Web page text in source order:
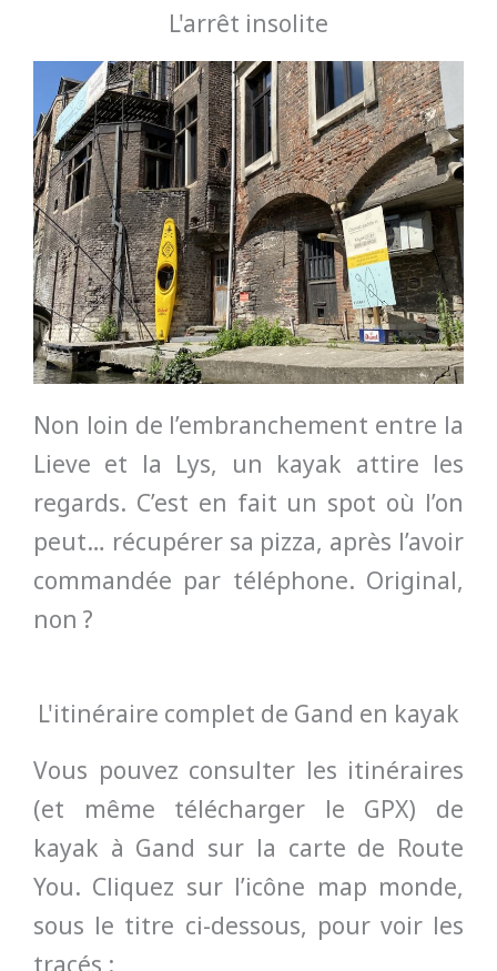
L'arrêt insolite
Non loin de l’embranchement entre la
Lieve et la Lys, un kayak attire les
regards. C’est en fait un spot où l’on
peut… récupérer sa pizza, après l’avoir
commandée par téléphone. Original,
non ?
L'itinéraire complet de Gand en kayak
Vous pouvez consulter les itinéraires
(et même télécharger le GPX) de
kayak à Gand sur la carte de Route
You. Cliquez sur l’icône map monde,
sous le titre ci-dessous, pour voir les
tracés :